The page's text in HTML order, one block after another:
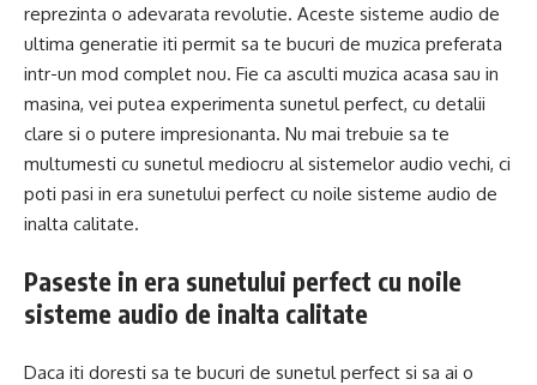
reprezinta o adevarata revolutie. Aceste sisteme audio de
ultima generatie iti permit sa te bucuri de muzica preferata
intr-un mod complet nou. Fie ca asculti muzica acasa sau in
masina, vei putea experimenta sunetul perfect, cu detalii
clare si o putere impresionanta. Nu mai trebuie sa te
multumesti cu sunetul mediocru al sistemelor audio vechi, ci
poti pasi in era sunetului perfect cu noile sisteme audio de
inalta calitate.
Paseste in era sunetului perfect cu noile
sisteme audio de inalta calitate
Daca iti doresti sa te bucuri de sunetul perfect si sa ai o